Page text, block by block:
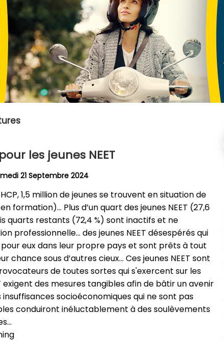
les jeunes NEET
21 Septembre 2024
1,5 million de jeunes se trouvent en situation de
formation)… Plus d’un quart des jeunes NEET (27,6
quarts restants (72,4 %) sont inactifs et ne
professionnelle… des jeunes NEET désespérés qui
eux dans leur propre pays et sont prêts à tout
chance sous d’autres cieux… Ces jeunes NEET sont
de toutes sortes qui s'exercent sur les
exigent des mesures tangibles afin de bâtir un avenir
socioéconomiques qui ne sont pas
conduiront inéluctablement à des soulèvements